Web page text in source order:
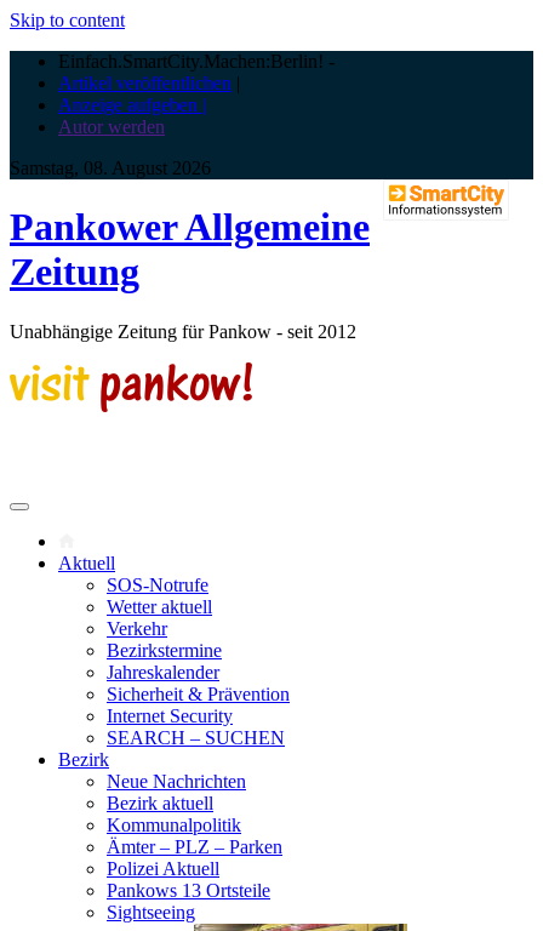
Skip to content
Einfach.SmartCity.Machen:Berlin! -
Artikel veröffentlichen |
Anzeige aufgeben |
Autor werden
Samstag, 08. August 2026
Pankower Allgemeine
Zeitung
Unabhängige Zeitung für Pankow - seit 2012
Aktuell
SOS-Notrufe
Wetter aktuell
Verkehr
Bezirkstermine
Jahreskalender
Sicherheit & Prävention
Internet Security
SEARCH – SUCHEN
Bezirk
Neue Nachrichten
Bezirk aktuell
Kommunalpolitik
Ämter – PLZ – Parken
Polizei Aktuell
Pankows 13 Ortsteile
Sightseeing